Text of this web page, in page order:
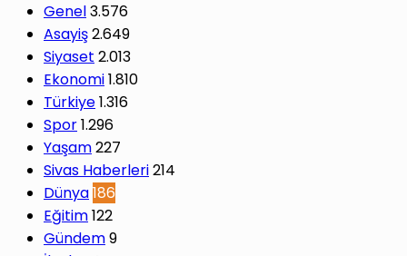
Genel3.576
Asayiş2.649
Siyaset 2.013
Ekonomi1.810
Türkiye1.316
Spor1.296
Yaşam227
Sivas Haberleri214
Dünya186
Eğitim122
Gündem9